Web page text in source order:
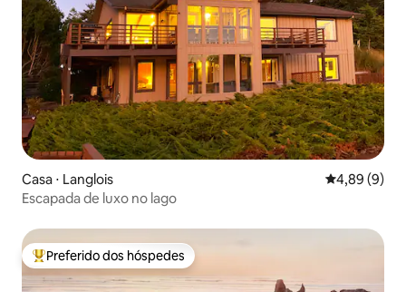
Casa ⋅ Langlois 4,89 de uma
4,89 (9)
Escapada de luxo no lago
Entre os melhores preferidos dos hóspedes
Preferido dos hóspedes